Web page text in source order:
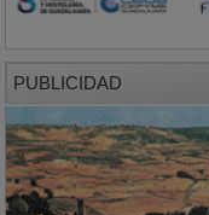
PUBLICIDAD